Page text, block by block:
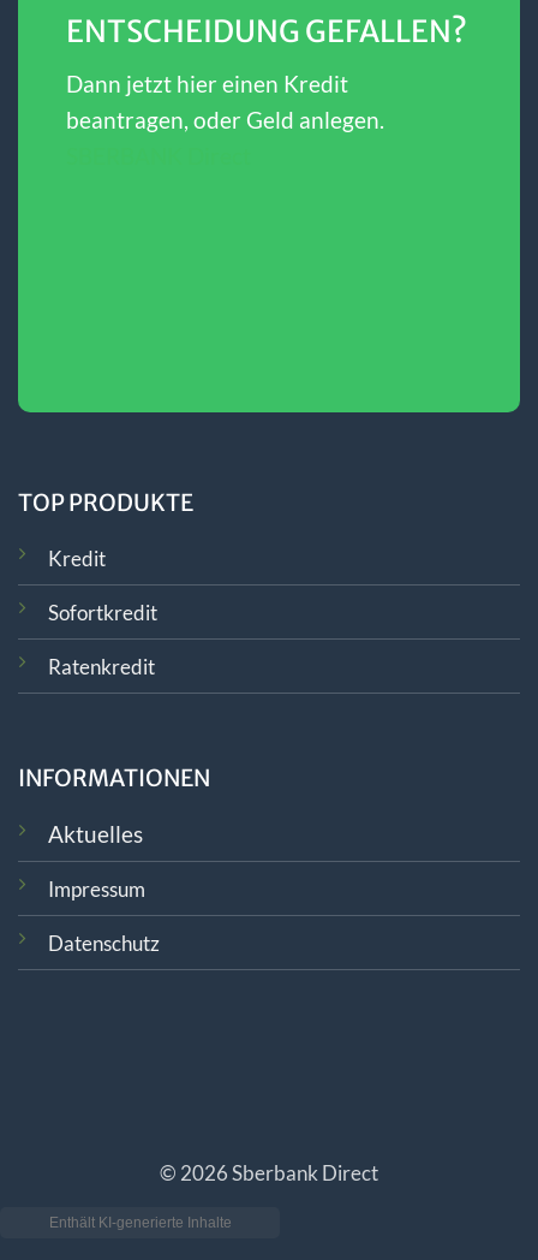
ENTSCHEIDUNG GEFALLEN?
Dann jetzt hier einen Kredit
beantragen, oder Geld anlegen.
TOP PRODUKTE
Kredit
Sofortkredit
Ratenkredit
INFORMATIONEN
Aktuelles
Impressum
Datenschutz
© 2026 Sberbank Direct